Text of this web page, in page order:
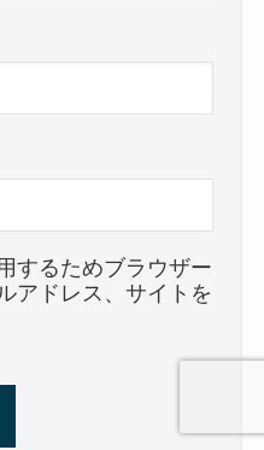
するためブラウザー
アドレス、サイトを